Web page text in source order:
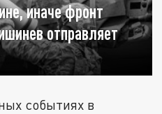
иначе фронт
отправляет
событиях в